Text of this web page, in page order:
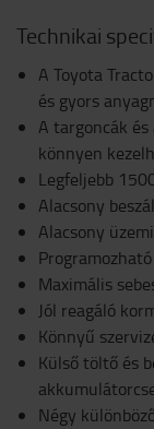
Technikai
A Toyota
és gyors
A targoncák
könnyen
Legfeljebb
Alacsony
Alacsony
Maximális
Jól reagáló
Könnyű
Külső töltő és
Négy